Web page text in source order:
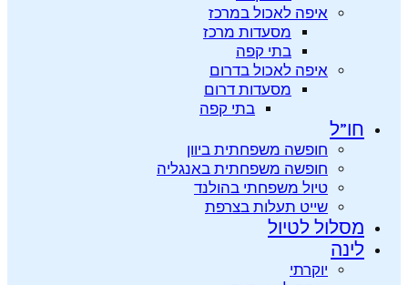
איפה לאכול במרכז
מסעדות מרכז
בתי קפה
איפה לאכול בדרום
מסעדות דרום
בתי קפה
חו”ל
חופשה משפחתית ביוון
חופשה משפחתית באנגליה
טיול משפחתי בהולנד
שייט תעלות בצרפת
מסלול לטיול
לינה
יוקרתי